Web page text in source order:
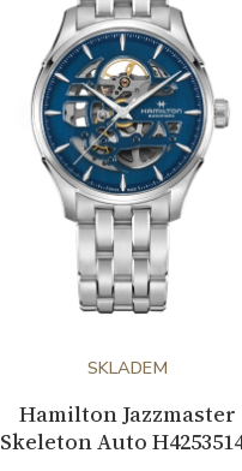
SKLADEM
Hamilton Jazzmaster
Skeleton Auto